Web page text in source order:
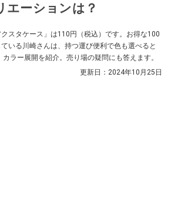
エーションは？
スタケース」は110円（税込）です。お得な100
いる川崎さんは、持つ運び便利で色も選べると
ラー展開を紹介。売り場の疑問にも答えます。
更新日： 2024年10月25日